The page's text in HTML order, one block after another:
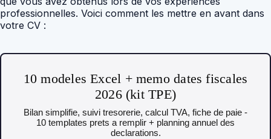
professionnelles. Voici comment les mettre en avant dans
votre CV :
10 modeles Excel + memo dates fiscales
2026 (kit TPE)
Bilan simplifie, suivi tresorerie, calcul TVA, fiche de paie -
10 templates prets a remplir + planning annuel des
declarations.